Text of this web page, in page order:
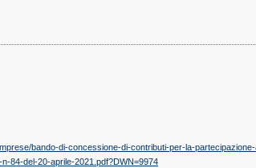
bando-di-concessione-di-contributi-per-la-
84-del-20-aprile-2021.pdf?DWN=9974